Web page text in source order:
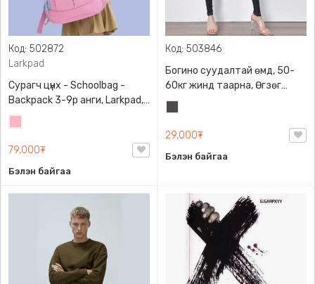
Код: 502872
Larkpad
Сурагч цүнх - Schoolbag -
Backpack 3-9р анги, Larkpad,
9009-10128, Цацруулагчтай,
Олон тасалгаатай
79,000₮
Бэлэн байгаа
Код: 503846
Богино суудалтай өмд, 50-
60кг жинд таарна, Өгзөг
өргөгчтэй
29,000₮
Бэлэн байгаа